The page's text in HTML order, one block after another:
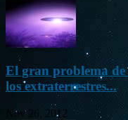
El gran problema de
los extraterrestres...
Nov 26, 2012